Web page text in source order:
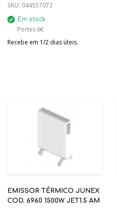
SKU: 044557072
Em stock
Portes 6€
Recebe em 1/2 dias úteis.
EMISSOR TÉRMICO JUNEX
COD. 6960 1500W JET1.5 AM